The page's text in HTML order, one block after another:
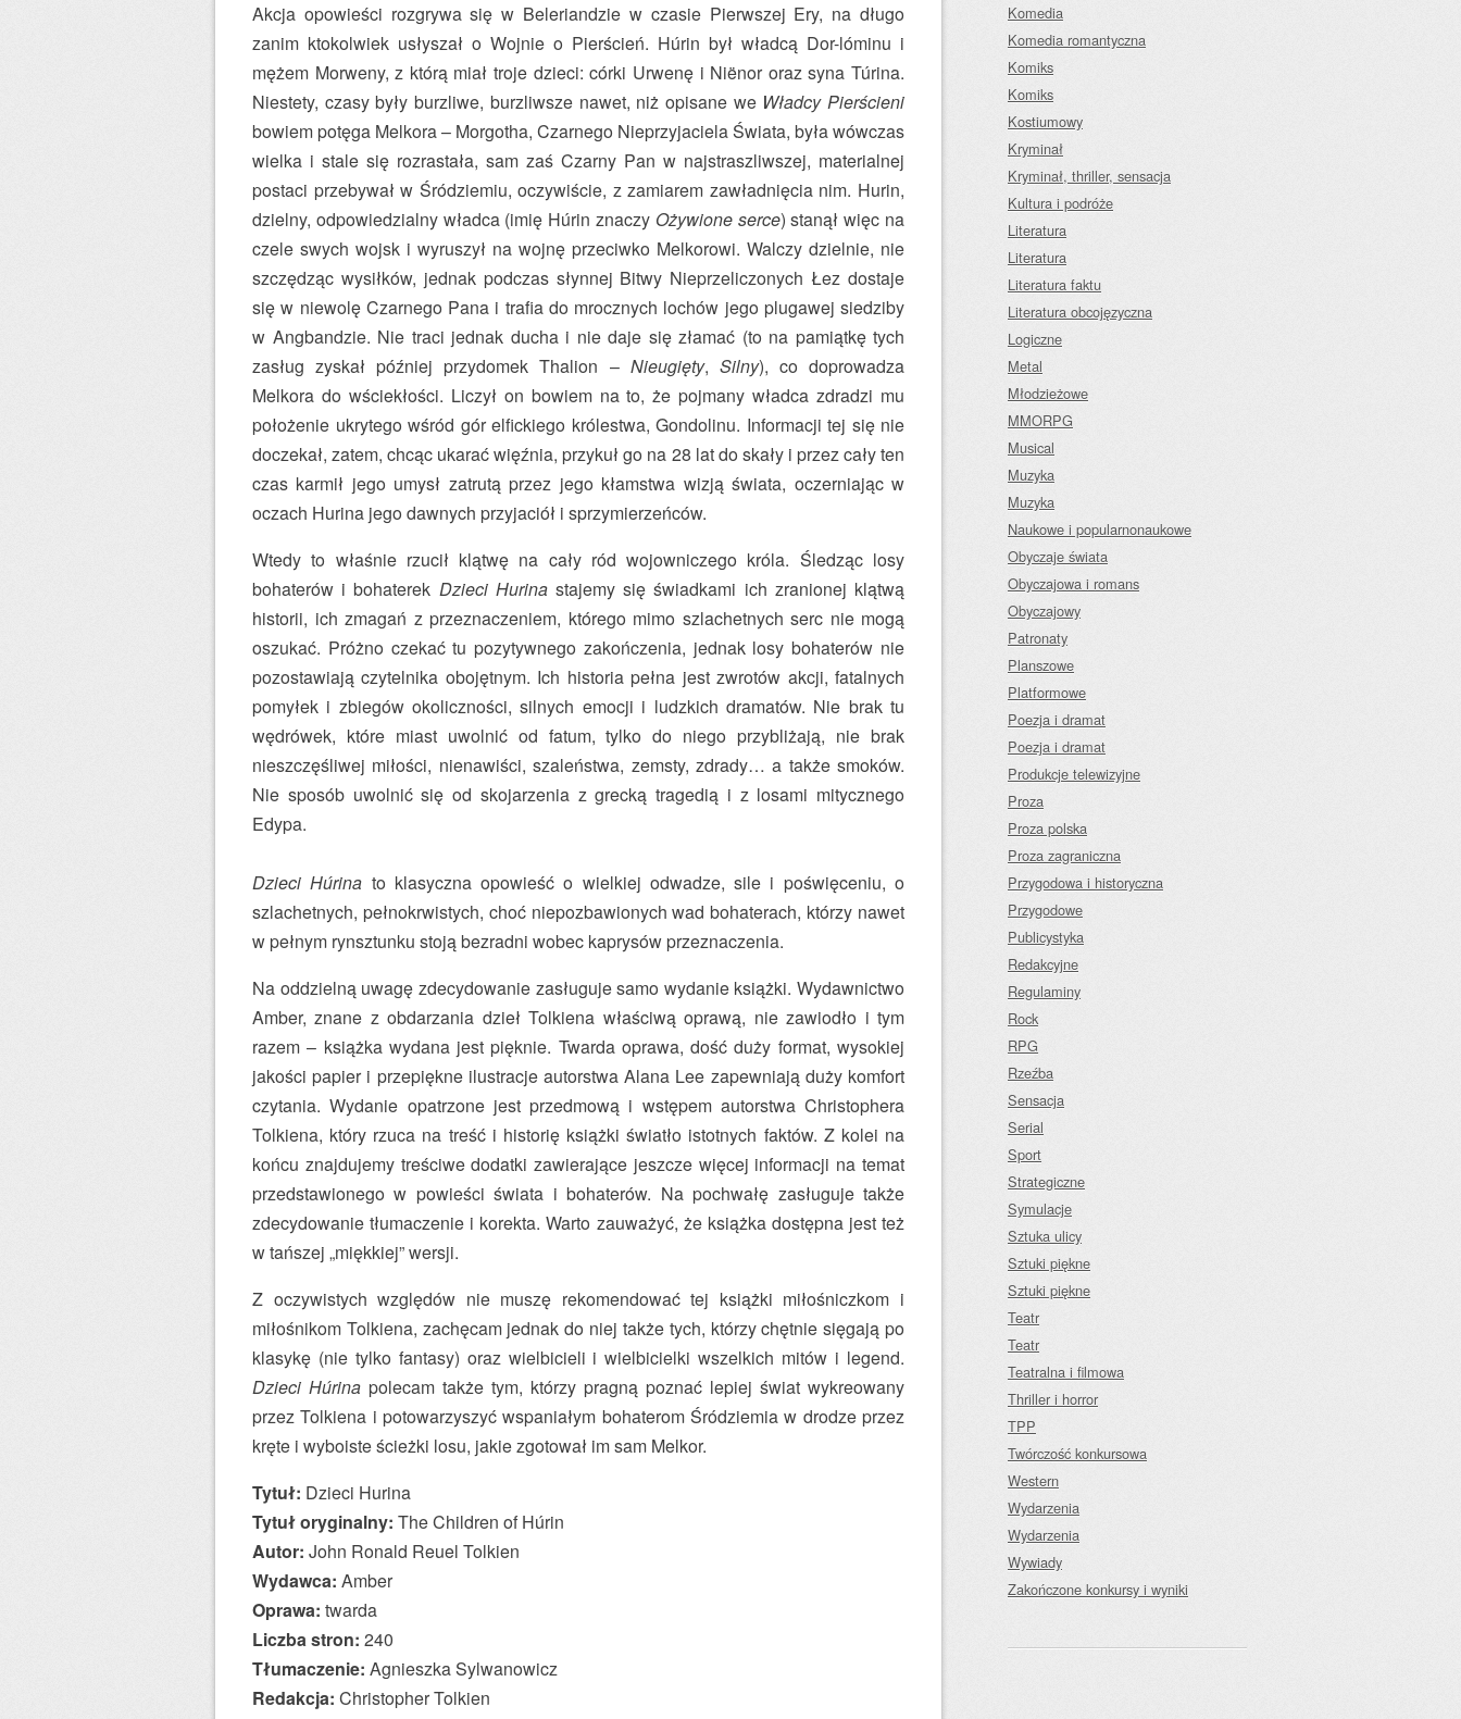
Akcja opowieści rozgrywa się w Beleriandzie w czasie Pierwszej Ery, na długo
zanim ktokolwiek usłyszał o Wojnie o Pierścień. Húrin był władcą Dor-lóminu i
mężem Morweny, z którą miał troje dzieci: córki Urwenę i Niënor oraz syna Túrina.
Niestety, czasy były burzliwe, burzliwsze nawet, niż opisane we Władcy Pierścieni
bowiem potęga Melkora – Morgotha, Czarnego Nieprzyjaciela Świata, była wówczas
wielka i stale się rozrastała, sam zaś Czarny Pan w najstraszliwszej, materialnej
postaci przebywał w Śródziemiu, oczywiście, z zamiarem zawładnięcia nim. Hurin,
dzielny, odpowiedzialny władca (imię Húrin znaczy Ożywione serce) stanął więc na
czele swych wojsk i wyruszył na wojnę przeciwko Melkorowi. Walczy dzielnie, nie
szczędząc wysiłków, jednak podczas słynnej Bitwy Nieprzeliczonych Łez dostaje
się w niewolę Czarnego Pana i trafia do mrocznych lochów jego plugawej siedziby
w Angbandzie. Nie traci jednak ducha i nie daje się złamać (to na pamiątkę tych
zasług zyskał później przydomek Thalion – Nieugięty, Silny), co doprowadza
Melkora do wściekłości. Liczył on bowiem na to, że pojmany władca zdradzi mu
położenie ukrytego wśród gór elfickiego królestwa, Gondolinu. Informacji tej się nie
doczekał, zatem, chcąc ukarać więźnia, przykuł go na 28 lat do skały i przez cały ten
czas karmił jego umysł zatrutą przez jego kłamstwa wizją świata, oczerniając w
oczach Hurina jego dawnych przyjaciół i sprzymierzeńców.
Wtedy to właśnie rzucił klątwę na cały ród wojowniczego króla. Śledząc losy
bohaterów i bohaterek Dzieci Hurinastajemy się świadkami ich zranionej klątwą
historii, ich zmagań z przeznaczeniem, którego mimo szlachetnych serc nie mogą
oszukać. Próżno czekać tu pozytywnego zakończenia, jednak losy bohaterów nie
pozostawiają czytelnika obojętnym. Ich historia pełna jest zwrotów akcji, fatalnych
pomyłek i zbiegów okoliczności, silnych emocji i ludzkich dramatów. Nie brak tu
wędrówek, które miast uwolnić od fatum, tylko do niego przybliżają, nie brak
nieszczęśliwej miłości, nienawiści, szaleństwa, zemsty, zdrady… a także smoków.
Nie sposób uwolnić się od skojarzenia z grecką tragedią i z losami mitycznego
Edypa.
Dzieci Húrina to klasyczna opowieść o wielkiej odwadze, sile i poświęceniu, o
szlachetnych, pełnokrwistych, choć niepozbawionych wad bohaterach, którzy nawet
w pełnym rynsztunku stoją bezradni wobec kaprysów przeznaczenia.
Na oddzielną uwagę zdecydowanie zasługuje samo wydanie książki. Wydawnictwo
Amber, znane z obdarzania dzieł Tolkiena właściwą oprawą, nie zawiodło i tym
razem – książka wydana jest pięknie. Twarda oprawa, dość duży format, wysokiej
jakości papier i przepiękne ilustracje autorstwa Alana Lee zapewniają duży komfort
czytania. Wydanie opatrzone jest przedmową i wstępem autorstwa Christophera
Tolkiena, który rzuca na treść i historię książki światło istotnych faktów. Z kolei na
końcu znajdujemy treściwe dodatki zawierające jeszcze więcej informacji na temat
przedstawionego w powieści świata i bohaterów. Na pochwałę zasługuje także
zdecydowanie tłumaczenie i korekta. Warto zauważyć, że książka dostępna jest też
w tańszej „miękkiej” wersji.
Z oczywistych względów nie muszę rekomendować tej książki miłośniczkom i
miłośnikom Tolkiena, zachęcam jednak do niej także tych, którzy chętnie sięgają po
klasykę (nie tylko fantasy) oraz wielbicieli i wielbicielki wszelkich mitów i legend.
Dzieci Húrina polecam także tym, którzy pragną poznać lepiej świat wykreowany
przez Tolkiena i potowarzyszyć wspaniałym bohaterom Śródziemia w drodze przez
kręte i wyboiste ścieżki losu, jakie zgotował im sam Melkor.
Tytuł: Dzieci Hurina
Tytuł oryginalny: The Children of Húrin
Autor: John Ronald Reuel Tolkien
Wydawca: Amber
Oprawa: twarda
Liczba stron: 240
Tłumaczenie: Agnieszka Sylwanowicz
Redakcja: Christopher Tolkien
Komedia
Komedia romantyczna
Komiks
Komiks
Kostiumowy
Kryminał
Kryminał, thriller, sensacja
Kultura i podróże
Literatura
Literatura
Literatura faktu
Literatura obcojęzyczna
Logiczne
Metal
Młodzieżowe
MMORPG
Musical
Muzyka
Muzyka
Naukowe i popularnonaukowe
Obyczaje świata
Obyczajowa i romans
Obyczajowy
Patronaty
Planszowe
Platformowe
Poezja i dramat
Poezja i dramat
Produkcje telewizyjne
Proza
Proza polska
Proza zagraniczna
Przygodowa i historyczna
Przygodowe
Publicystyka
Redakcyjne
Regulaminy
Rock
RPG
Rzeźba
Sensacja
Serial
Sport
Strategiczne
Symulacje
Sztuka ulicy
Sztuki piękne
Sztuki piękne
Teatr
Teatr
Teatralna i filmowa
Thriller i horror
TPP
Twórczość konkursowa
Western
Wydarzenia
Wydarzenia
Wywiady
Zakończone konkursy i wyniki